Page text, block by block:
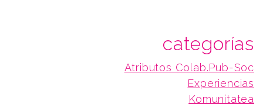
categorías
Atributos Colab.Pub-Soc
Experiencias
Komunitatea